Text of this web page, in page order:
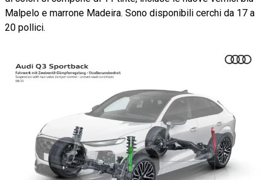
Malpelo e marrone Madeira. Sono disponibili cerchi da 17 a
20 pollici.